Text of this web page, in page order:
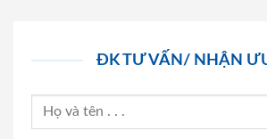
ĐK TƯ VẤN/ NHẬN